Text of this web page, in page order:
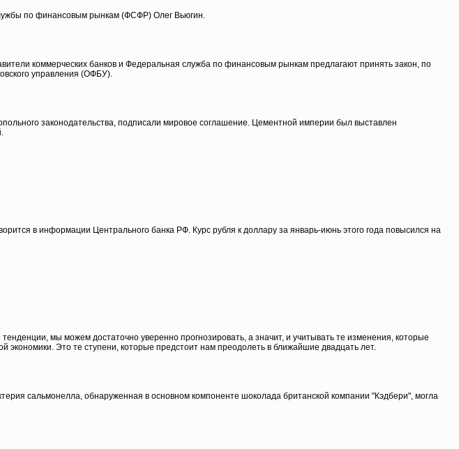
по финансовым рынкам (ФСФР) Олег Вьюгин.
коммерческих банков и Федеральная служба по финансовым рынкам предлагают принять закон, по
управления (ОФБУ).
законодательства, подписали мировое соглашение. Цементной империи был выставлен
в информации Центрального банка РФ. Курс рубля к доллару за январь-июнь этого года повысился на
мы можем достаточно уверенно прогнозировать, а значит, и учитывать те изменения, которые
экономики. Это те ступени, которые предстоит нам преодолеть в ближайшие двадцать лет.
сальмонелла, обнаруженная в основном компоненте шоколада британской компании "Кэдбери", могла